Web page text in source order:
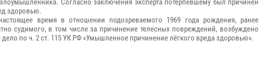
Согласно заключения эксперта потерпевшему был причинен
здоровью.
время в отношении подозреваемого 1969 года рождения, ранее
судимого, в том числе за причинение телесных повреждений, возбуждено
дело по ч. 2 ст. 115 УК РФ «Умышленное причинение лёгкого вреда здоровью».